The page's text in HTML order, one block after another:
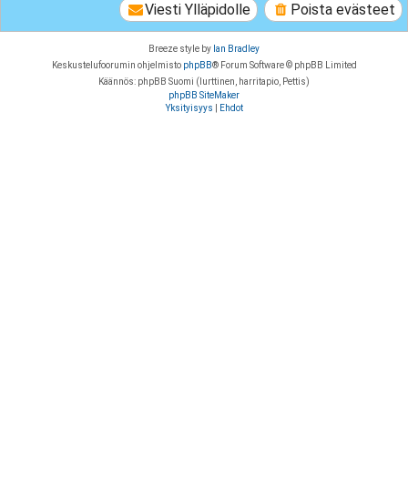
Poista evästeet
Viesti Ylläpidolle
Breeze style by Ian Bradley
Keskustelufoorumin ohjelmisto phpBB® Forum Software © phpBB Limited
Käännös: phpBB Suomi (lurttinen, harritapio, Pettis)
phpBB SiteMaker
Yksityisyys
Ehdot